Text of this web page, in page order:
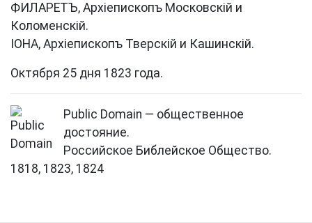
ФИЛАРЕТЪ, Архіепископъ Московскій и
Коломенскій.
ІОНА, Архіепископъ Тверскій и Кашинскій.
Октября 25 дня 1823 года.
Public Domain — общественное
достояние.
Российское Библейское Общество.
1818, 1823, 1824